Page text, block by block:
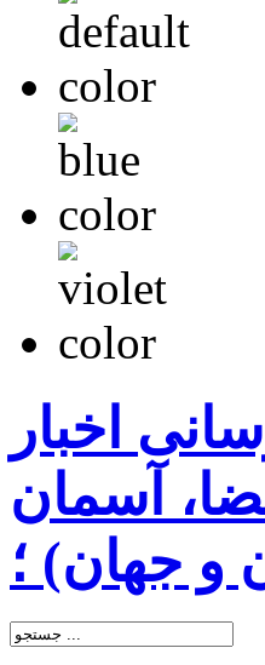
اخبار
آسمان
و جهان) ؛